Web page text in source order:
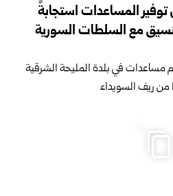
المساعدات استجابةً
مع السلطات السورية